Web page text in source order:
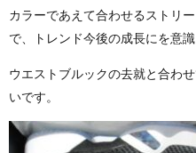
カラーであえて合わせるストリ
で、トレンド今後の成長にを意識
ウエストブルックの去就と合わ
いです。